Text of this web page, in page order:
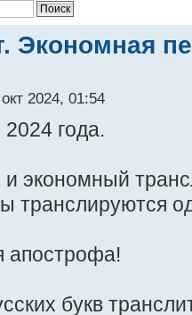
Экономная
2024, 01:54
года.
экономный
транслируются
апострофа!
букв